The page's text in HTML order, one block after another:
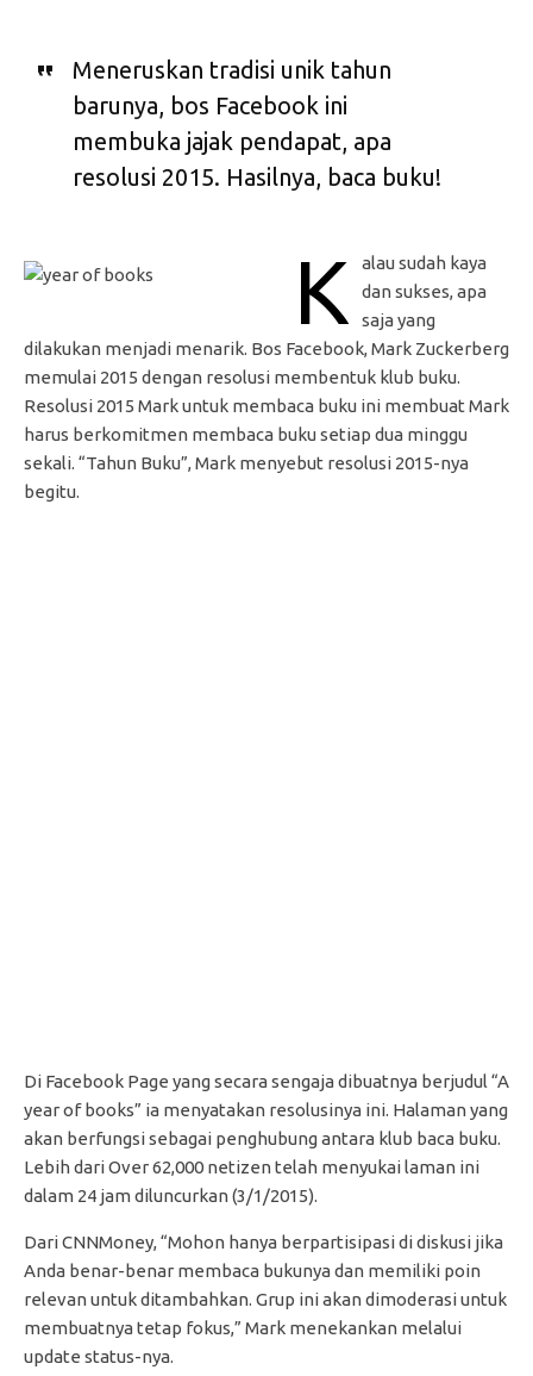
Meneruskan tradisi unik tahun
barunya, bos Facebook ini
membuka jajak pendapat, apa
resolusi 2015. Hasilnya, baca buku!
K
alau sudah kaya
dan sukses, apa
saja yang
dilakukan menjadi menarik. Bos Facebook, Mark Zuckerberg
memulai 2015 dengan resolusi membentuk klub buku.
Resolusi 2015 Mark untuk membaca buku ini membuat Mark
harus berkomitmen membaca buku setiap dua minggu
sekali. “Tahun Buku”, Mark menyebut resolusi 2015-nya
begitu.
Di Facebook Page yang secara sengaja dibuatnya berjudul “A
year of books” ia menyatakan resolusinya ini. Halaman yang
akan berfungsi sebagai penghubung antara klub baca buku.
Lebih dari Over 62,000 netizen telah menyukai laman ini
dalam 24 jam diluncurkan (3/1/2015).
Dari CNNMoney, “Mohon hanya berpartisipasi di diskusi jika
Anda benar-benar membaca bukunya dan memiliki poin
relevan untuk ditambahkan. Grup ini akan dimoderasi untuk
membuatnya tetap fokus,” Mark menekankan melalui
update status-nya.